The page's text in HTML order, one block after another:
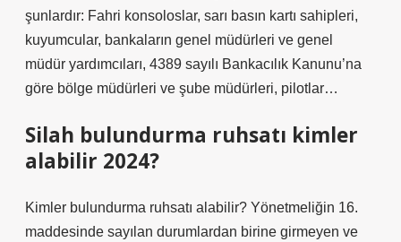
şunlardır: Fahri konsoloslar, sarı basın kartı sahipleri,
kuyumcular, bankaların genel müdürleri ve genel
müdür yardımcıları, 4389 sayılı Bankacılık Kanunu’na
göre bölge müdürleri ve şube müdürleri, pilotlar…
Silah bulundurma ruhsatı kimler
alabilir 2024?
Kimler bulundurma ruhsatı alabilir? Yönetmeliğin 16.
maddesinde sayılan durumlardan birine girmeyen ve